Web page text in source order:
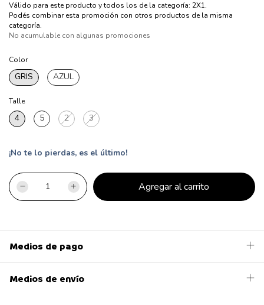
Válido para este producto y todos los de la categoría: 2X1.
Podés combinar esta promoción con otros productos de la misma
categoría.
No acumulable con algunas promociones
Color
GRIS AZUL
Talle
4 5 2 3
¡No te lo pierdas, es el último!
Medios de pago
Medios de envío